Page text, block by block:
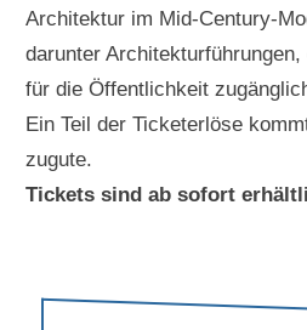
Architektur im Mid-Century-
darunter
für die Öffentlichkeit
Ein Teil der Ticketerlöse
zugute.
Tickets sind ab sofort